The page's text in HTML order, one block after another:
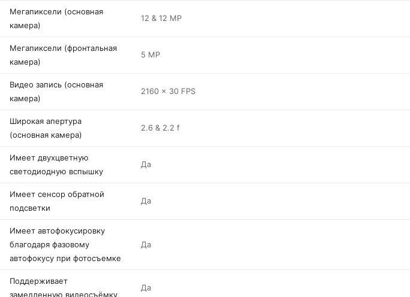
Мегапиксели (основная
камера)
12 & 12 MP
Мегапиксели (фронтальная
камера)
5 MP
Видео запись (основная
камера)
2160 x 30 FPS
Широкая апертура
(основная камера)
2.6 & 2.2 f
Имеет двухцветную
светодиодную вспышку
Да
Имеет сенсор обратной
подсветки
Да
Имеет автофокусировку
благодаря фазовому
автофокусу при фотосъемке
Да
Поддерживает
замедленную видеосъёмку
Да